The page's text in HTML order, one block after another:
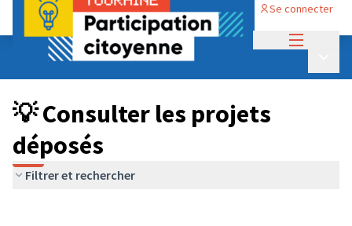
Se connecter
Budget Participatif JEUNESSE 2024
💡 Consulter les projets déposés
💡 Consulter les projets
déposés
Filtrer et rechercher